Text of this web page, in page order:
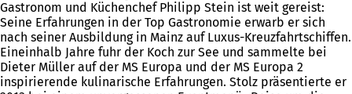
Gastronom und Küchenchef Philipp Stein ist weit gereist:
Seine Erfahrungen in der Top Gastronomie erwarb er sich
nach seiner Ausbildung in Mainz auf Luxus-Kreuzfahrtschiffen.
Eineinhalb Jahre fuhr der Koch zur See und sammelte bei
Dieter Müller auf der MS Europa und der MS Europa 2
inspirierende kulinarische Erfahrungen. Stolz präsentierte er